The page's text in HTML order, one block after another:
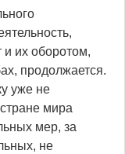
и их оборотом,
продолжается.
уже не
мира
мер, за
не